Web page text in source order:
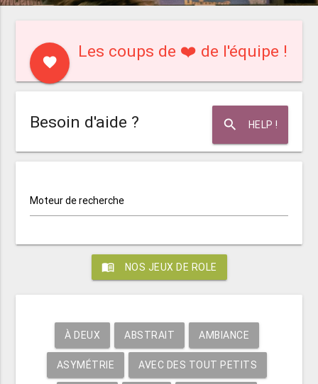
favorite
Les coups de ❤️ de l'équipe !
search HELP !
Besoin d'aide ?
Moteur de recherche
menu_book NOS JEUX DE ROLE
À DEUX ABSTRAIT AMBIANCE
ASYMÉTRIE AVEC DES TOUT PETITS